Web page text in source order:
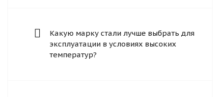
Какую марку стали лучше выбрать для
эксплуатации в условиях высоких
температур?